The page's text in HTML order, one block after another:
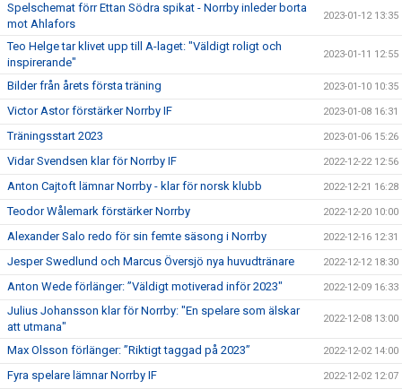
Spelschemat förr Ettan Södra spikat - Norrby inleder borta
mot Ahlafors
2023-01-12 13:35
Teo Helge tar klivet upp till A-laget: "Väldigt roligt och
inspirerande"
2023-01-11 12:55
Bilder från årets första träning 2023-01-10 10:35
Victor Astor förstärker Norrby IF 2023-01-08 16:31
Träningsstart 2023 2023-01-06 15:26
Vidar Svendsen klar för Norrby IF 2022-12-22 12:56
Anton Cajtoft lämnar Norrby - klar för norsk klubb 2022-12-21 16:28
Teodor Wålemark förstärker Norrby 2022-12-20 10:00
Alexander Salo redo för sin femte säsong i Norrby 2022-12-16 12:31
Jesper Swedlund och Marcus Översjö nya huvudtränare 2022-12-12 18:30
Anton Wede förlänger: ”Väldigt motiverad inför 2023" 2022-12-09 16:33
Julius Johansson klar för Norrby: "En spelare som älskar
att utmana"
2022-12-08 13:00
Max Olsson förlänger: ”Riktigt taggad på 2023” 2022-12-02 14:00
Fyra spelare lämnar Norrby IF 2022-12-02 12:07